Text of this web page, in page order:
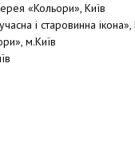
«Кольори», Київ
і старовинна ікона»,
м.Київ